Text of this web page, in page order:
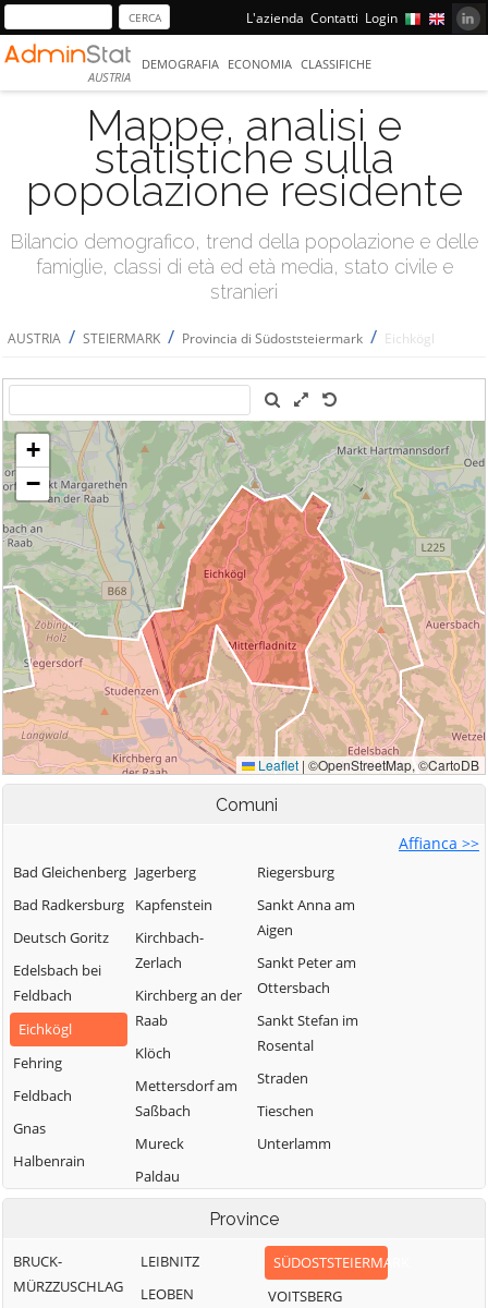
L'azienda Contatti Login
AUSTRIA
DEMOGRAFIA ECONOMIA CLASSIFICHE
Mappe, analisi e
statistiche sulla
popolazione residente
Bilancio demografico, trend della popolazione e delle
famiglie, classi di età ed età media, stato civile e
stranieri
AUSTRIA / STEIERMARK / Provincia di Südoststeiermark / Eichkögl
Comuni
Affianca >>
Bad Gleichenberg
Bad Radkersburg
Deutsch Goritz
Edelsbach bei
Feldbach
Eichkögl
Fehring
Feldbach
Gnas
Halbenrain
Jagerberg
Kapfenstein
Kirchbach-
Zerlach
Kirchberg an der
Raab
Klöch
Mettersdorf am
Saßbach
Mureck
Paldau
Pirching am
Riegersburg
Sankt Anna am
Aigen
Sankt Peter am
Ottersbach
Sankt Stefan im
Rosental
Straden
Tieschen
Unterlamm
Province
BRUCK-
MÜRZZUSCHLAG
LEIBNITZ
LEOBEN
SÜDOSTSTEIERMARK
VOITSBERG